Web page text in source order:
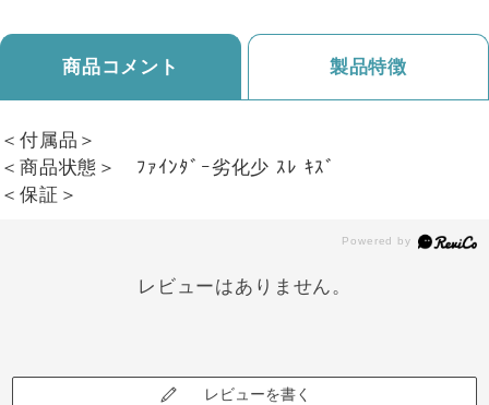
商品コメント 製品特徴
＜付属品＞
＜商品状態＞ ﾌｧｲﾝﾀﾞｰ劣化少 ｽﾚ ｷｽﾞ
＜保証＞
レビューはありません。
レビューを書く